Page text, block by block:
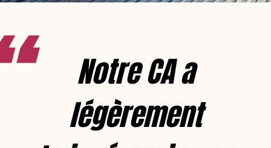
Notre CA a
légèrement